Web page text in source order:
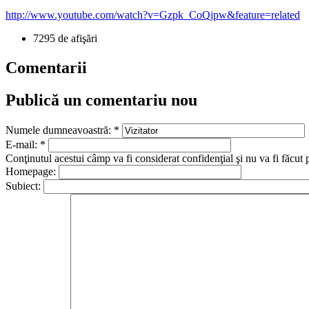
http://www.youtube.com/watch?v=Gzpk_CoQjpw&feature=related
7295 de afişări
Comentarii
Publică un comentariu nou
Numele dumneavoastră: *
E-mail: *
Conţinutul acestui câmp va fi considerat confidenţial şi nu va fi făcut
Homepage:
Subiect: